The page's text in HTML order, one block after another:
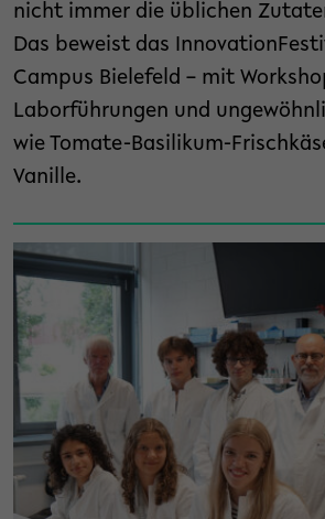
nicht immer die üblichen
Das beweist das
Campus Bielefeld – mit
Laborführungen und
wie Tomate-Basilikum-
Vanille.